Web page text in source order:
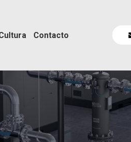
Contacto